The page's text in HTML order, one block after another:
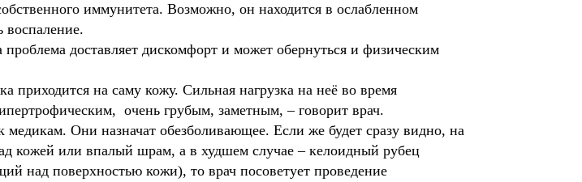
иммунитета. Возможно, он находится в ослабленном
воспаление.
доставляет дискомфорт и может обернуться и физическим
приходится на саму кожу. Сильная нагрузка на неё во время
очень грубым, заметным, – говорит врач.
Они назначат обезболивающее. Если же будет сразу видно, на
кожей или впалый шрам, а в худшем случае – келоидный рубец
над поверхностью кожи), то врач посоветует проведение